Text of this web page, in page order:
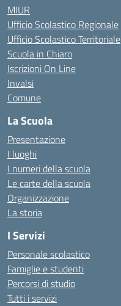
MIUR
Ufficio Scolastico Regionale
Ufficio Scolastico Territoriale
Scuola in Chiaro
Iscrizioni On Line
Invalsi
Comune
La Scuola
Presentazione
I luoghi
I numeri della scuola
Le carte della scuola
Organizzazione
La storia
I Servizi
Personale scolastico
Famiglie e studenti
Percorsi di studio
Tutti i servizi